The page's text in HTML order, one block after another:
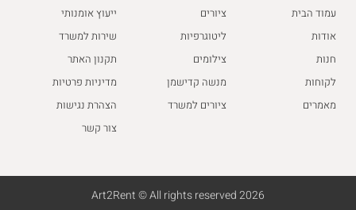
עמוד הבית
אודות
חנות
לקוחות
מאמרים
ציורים
ליטוגרפיות
צילומים
מנשה קדישמן
ציורים למשרד
ייעוץ אומנותי
שירות למשרד
תקנון האתר
מדיניות פרטיות
הצהרת נגישות
צור קשר
2026 Art2Rent © All rights reserved